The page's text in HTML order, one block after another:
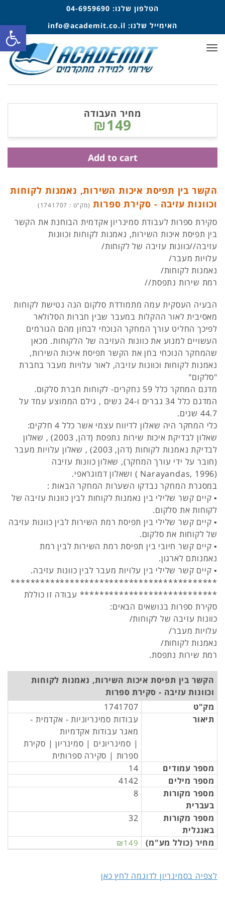
הטלפון שלנו: 04-6959690
האימייל שלנו: info@academit.co.il
תפריט
הקשר בין תפיסת איכות השירות, נאמנות לקוחות
וכוונות עזיבה - סקירת ספרות (מק"ט : 1741707)
סקירת ספרות לעבודת סמינריון אקדמית הבוחנת את הקשר
בין תפיסת איכות השירות, נאמנות לקוחות וכוונות
עזיבה//כוונות עזיבה של לקוחות/
עלויות מעבר/
נאמנות לקוחות/
רמת שירות נתפסת//
הבעיה העסקית עמה מתמודדת סלקום הנה נטישת לקוחות
מאסיבית לאור ההקלות במעבר שבין חברות הסלולאר
לפיכך החליט עורך המחקר הנוכחי לבחון מהם הגורמים
העשויים למנוע את כוונות העזיבה של הלקוחות. מכאן
שהמחקר הנוכחי בחן את הקשר תפיסת איכות השירות,
נאמנות לקוחות וכוונות עזיבה, לאור עלויות מעבר בחברת
"סלקום"
מדגם המחקר כלל 59 נחקרים- לקוחות חברת סלקום.
המדגם כלל 34 גברים ו-24 נשים , גילם הממוצע עמד על
44.7 שנים.
כלי המחקר היה שאלון לדיווח עצמי אשר כלל 4 חלקים:
שאלון לבדיקת איכות שירות נתפסת (דהן, 2003) , שאלון
לבדיקת נאמנות לקוחות (דהן, 2003) , שאלון עלויות מעבר
(חובר על ידי עורך המחקר), שאלון כוונות עזיבה
(Narayandas, 1996 ) ושאלון דמוגראפי.
במסגרת המחקר נבדקו השערות המחקר הבאות :
• קיים קשר שלילי בין נאמנות לקוחות לבין כוונות עזיבה של
לקוחות את סלקום.
• קיים קשר שלילי בין תפיסת רמת השירות לבין כוונות עזיבה
של לקוחות את סלקום.
• קיים קשר חיובי בין תפיסת רמת השירות לבין רמת
נאמנותם לארגון.
• קיים קשר שלילי בין עלויות מעבר לבין כוונות עזיבה.
******************************************
**************************** עבודה זו כוללת
סקירת ספרות בנושאים הבאים:
כוונות עזיבה של לקוחות/
עלויות מעבר/
נאמנות לקוחות/
רמת שירות נתפסת.
הקשר בין תפיסת איכות השירות, נאמנות לקוחות
וכוונות עזיבה - סקירת ספרות
מק"ט
1741707
תיאור
עבודות סמינריוניות - אקדמית -
מאגר עבודות אקדמיות
| סמינריונים | סמינריון | סקירת
ספרות | סקירה ספרותית
מספר עמודים
14
מספר מילים
4142
מספר מקורות
בעברית
8
מספר מקורות
באנגלית
32
מחיר (כולל מע"מ) ₪149
לצפיה בסמינריון לדוגמה לחץ כאן
מחיר העבודה
₪149
Add to cart
פתח